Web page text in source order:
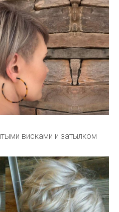
висками и затылком